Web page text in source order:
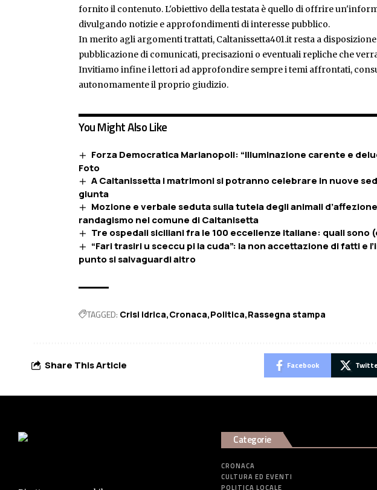
fornito il contenuto. L'obiettivo della testata è quello di offrire
divulgando notizie e approfondimenti di interesse pubblico.
In merito agli argomenti trattati, Caltanissetta401.it resta a
pubblicazione di comunicati, precisazioni o eventuali repliche che
Invitiamo infine i lettori ad approfondire sempre i temi affrontati,
autonomamente il proprio giudizio.
You Might Also Like
Forza Democratica Marianopoli: “Illuminazione carente e
Foto
A Caltanissetta i matrimoni si potranno celebrare in nuove
giunta
Mozione e verbale seduta sulla tutela degli animali
randagismo nel comune di Caltanisetta
Tre ospedali siciliani fra le 100 eccellenze italiane: quali sono
“Fari trasiri u sceccu pi la cuda”: la non accettazione di fatti e
punto si salvaguardi altro
TAGGED: Crisi idrica Cronaca Politica Rassegna stampa
Share This Article Facebook
Categorie
CRONACA
CULTURA ED EVENTI
POLITICA LOCALE